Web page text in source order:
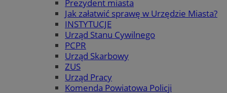
Prezydent miasta
Jak załatwić sprawę w Urzędzie Miasta?
INSTYTUCJE
Urząd Stanu Cywilnego
PCPR
Urząd Skarbowy
ZUS
Urząd Pracy
Komenda Powiatowa Policji